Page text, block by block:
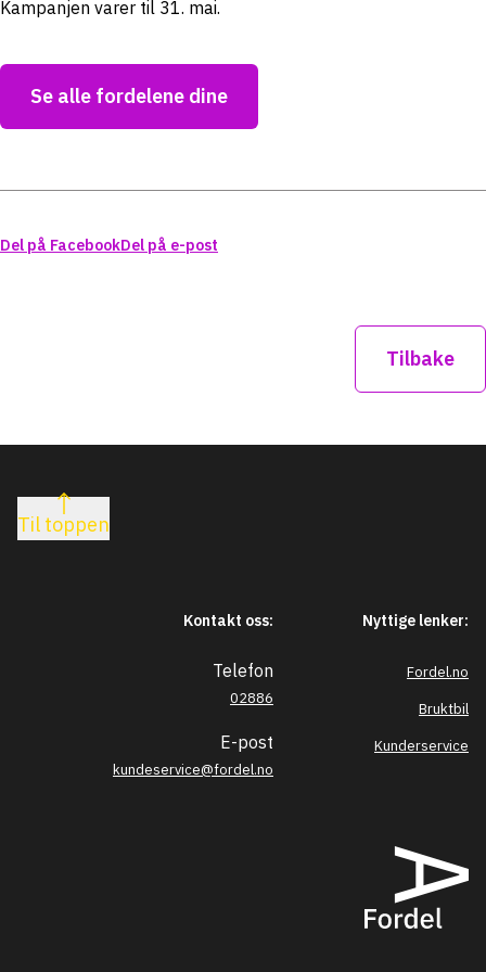
Kampanjen varer til 31. mai.
Se alle fordelene dine
Del på FacebookDel på e-post
Tilbake
Til toppen
Kontakt oss:
Telefon
02886
E-post
kundeservice@fordel.no
Nyttige lenker:
Fordel.no
Bruktbil
Kunderservice